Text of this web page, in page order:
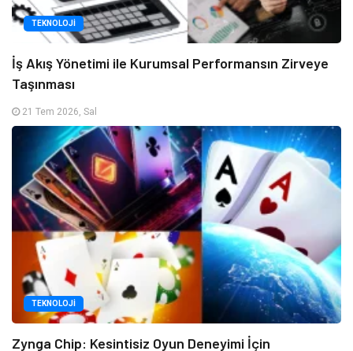
TEKNOLOJI
İş Akış Yönetimi ile Kurumsal Performansın Zirveye
Taşınması
21 Tem 2026, Sal
TEKNOLOJI
Zynga Chip: Kesintisiz Oyun Deneyimi İçin